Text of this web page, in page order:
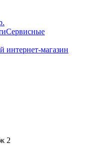
Сервисные
интернет-магазин
2